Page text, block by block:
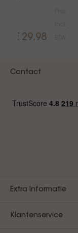
€ 29,98
Contact
Extra Informatie
Klantenservice